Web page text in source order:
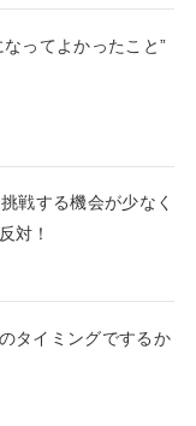
ってよかったこと”
戦する機会が少なく
対！
タイミングでするか